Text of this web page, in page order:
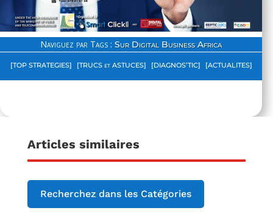
Naviguez par Tags :Sur Digital Business Africa
[TOP STRATEGIES] [TRUCS et ASTUCES] [DIAGNOS’TIC] [ACTUALITES]
Articles similaires
Recherchez dans les Catégories